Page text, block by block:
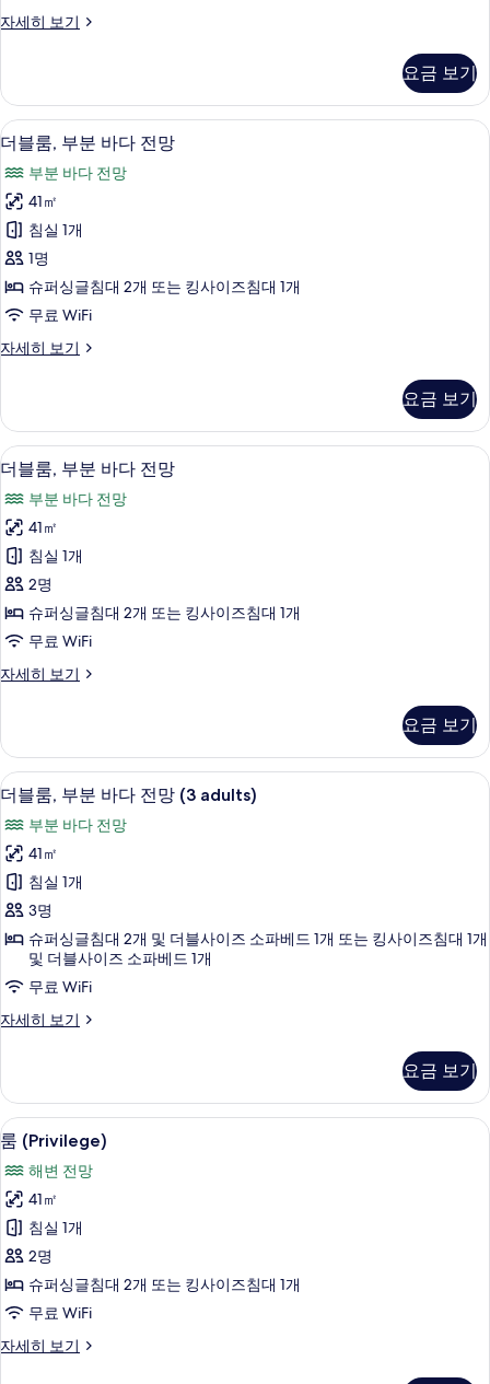
두
기
자세히 보기
더
Adults)
자
세
히
보
기
요금 보기
더
블
룸,
부
분
바
다
전
망
진
모
두
보
기
1 개의 침실, 미니바, 객실 내 금고, 책상
8
더블룸, 부분 바다 전망
부분 바다 전망
41㎡
침실 1개
1명
슈퍼싱글침대 2개 또는 킹사이즈침대 1개
무료 WiFi
자세히 보기
더
분
바
다
전
망
자
세
히
보
기
요금 보기
더
블
룸,
부
분
바
다
전
망
진
모
두
보
기
1 개의 침실, 미니바, 객실 내 금고, 책상
8
더블룸, 부분 바다 전망
부분 바다 전망
41㎡
침실 1개
2명
슈퍼싱글침대 2개 또는 킹사이즈침대 1개
무료 WiFi
자세히 보기
더
분
바
다
전
망
자
세
히
보
기
요금 보기
더
블
룸,
부
분
바
다
전
망
사
진
모
두
보
기
1 개의 침실, 미니바, 객실 내 금고, 책상
8
더블룸, 부분 바다 전망 (3 adults)
부분 바다 전망
41㎡
침실 1개
3명
슈퍼싱글침대 2개 및 더블사이즈 소파베드 1개 또는 킹사이즈침대 1개
및 더블사이즈 소파베드 1개
무료 WiFi
자세히 보기
더
분
바
다
전
망
(3
adults)
자
세
히
보
기
요금 보기
룸
(Privilege)
사
진
모
두
보
기
11
룸 (Privilege)
해변 전망
41㎡
침실 1개
2명
슈퍼싱글침대 2개 또는 킹사이즈침대 1개
무료 WiFi
자세히 보기
룸